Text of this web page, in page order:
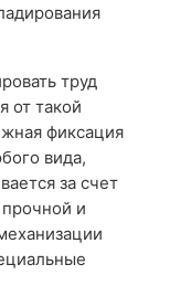
труд
от такой
фиксация
вида,
за счет
и